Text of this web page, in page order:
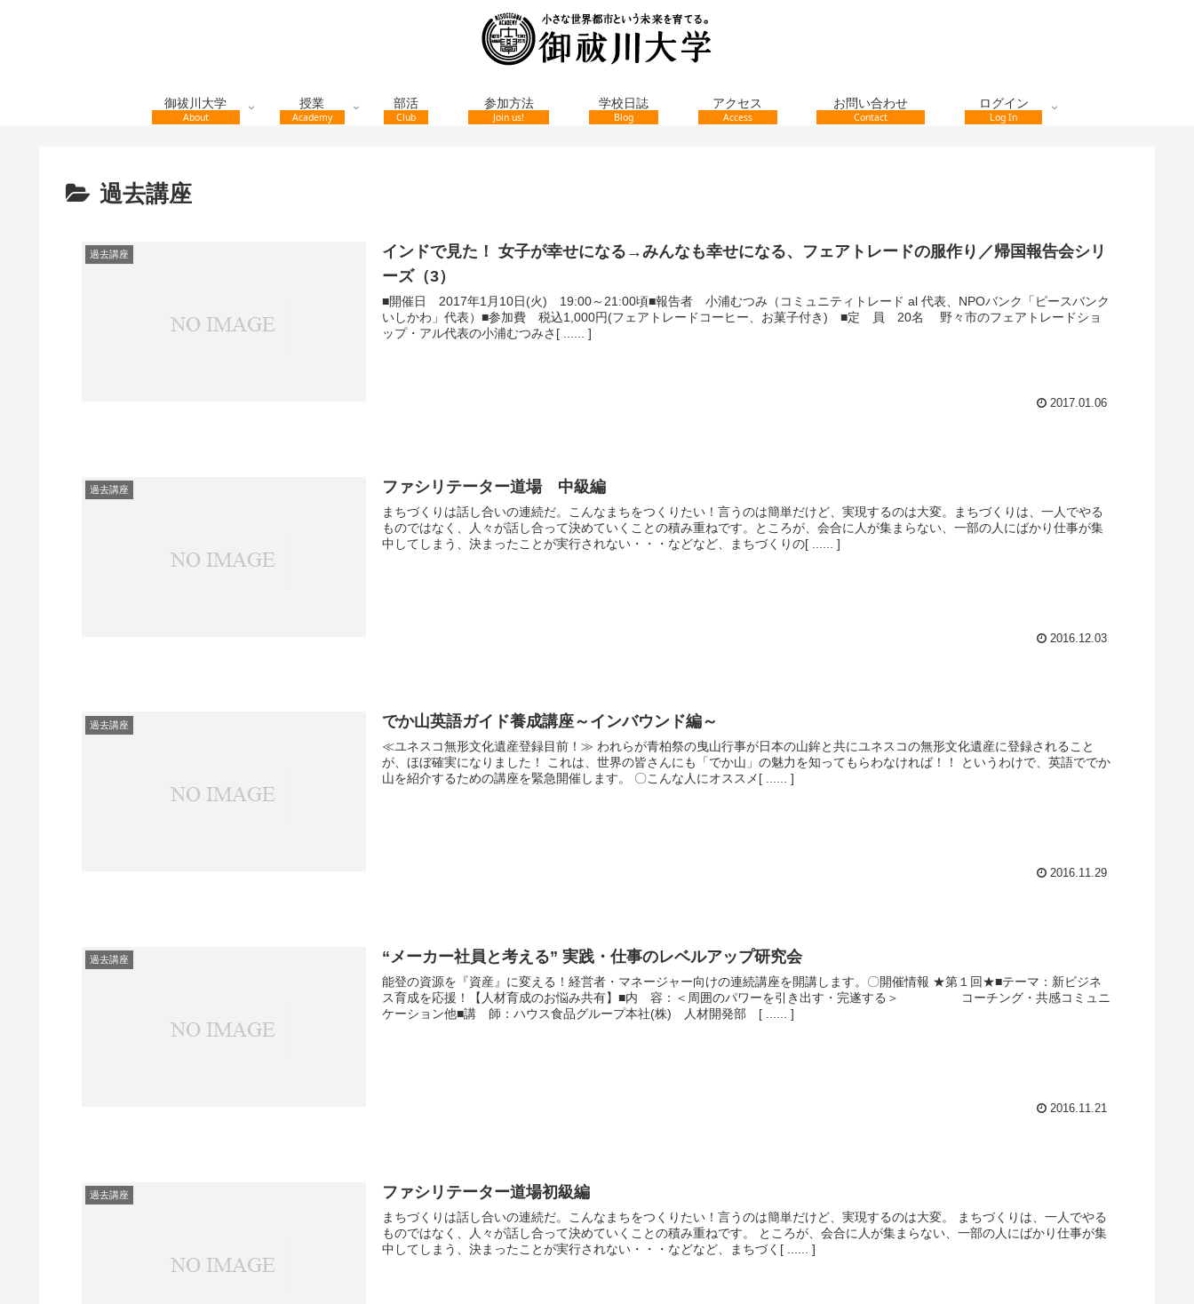
御祓川大学
About
授業
Academy
部活
Club
参加方法
Join us!
学校日誌
Blog
アクセス
Access
お問い合わせ
Contact
ログイン
Log In
過去講座
過去講座
インドで見た！ 女子が幸せになる→みんなも幸せになる、フェアトレードの服作り／帰国報告会シリ
ーズ（3）
■開催日 2017年1月10日(火) 19:00～21:00頃■報告者 小浦むつみ（コミュニティトレード al 代表、NPOバンク「ピースバンク
いしかわ」代表）■参加費 税込1,000円(フェアトレードコーヒー、お菓子付き) ■定 員 20名 野々市のフェアトレードショ
ップ・アル代表の小浦むつみさ[ ...... ]
2017.01.06
過去講座 ファシリテーター道場 中級編
まちづくりは話し合いの連続だ。こんなまちをつくりたい！言うのは簡単だけど、実現するのは大変。まちづくりは、一人でやる
ものではなく、人々が話し合って決めていくことの積み重ねです。ところが、会合に人が集まらない、一部の人にばかり仕事が集
中してしまう、決まったことが実行されない・・・などなど、まちづくりの[ ...... ]
2016.12.03
過去講座 でか山英語ガイド養成講座～インバウンド編～
≪ユネスコ無形文化遺産登録目前！≫ われらが青柏祭の曳山行事が日本の山鉾と共にユネスコの無形文化遺産に登録されること
が、ほぼ確実になりました！ これは、世界の皆さんにも「でか山」の魅力を知ってもらわなければ！！ というわけで、英語ででか
山を紹介するための講座を緊急開催します。 〇こんな人にオススメ[ ...... ]
2016.11.29
過去講座 “メーカー社員と考える” 実践・仕事のレベルアップ研究会
能登の資源を『資産』に変える！経営者・マネージャー向けの連続講座を開講します。〇開催情報 ★第１回★■テーマ：新ビジネ
ス育成を応援！【人材育成のお悩み共有】■内 容：＜周囲のパワーを引き出す・完遂する＞ コーチング・共感コミュニ
ケーション他■講 師：ハウス食品グループ本社(株) 人材開発部 [ ...... ]
2016.11.21
過去講座 ファシリテーター道場初級編
まちづくりは話し合いの連続だ。こんなまちをつくりたい！言うのは簡単だけど、実現するのは大変。 まちづくりは、一人でやる
ものではなく、人々が話し合って決めていくことの積み重ねです。 ところが、会合に人が集まらない、一部の人にばかり仕事が集
中してしまう、決まったことが実行されない・・・などなど、まちづく[ ...... ]